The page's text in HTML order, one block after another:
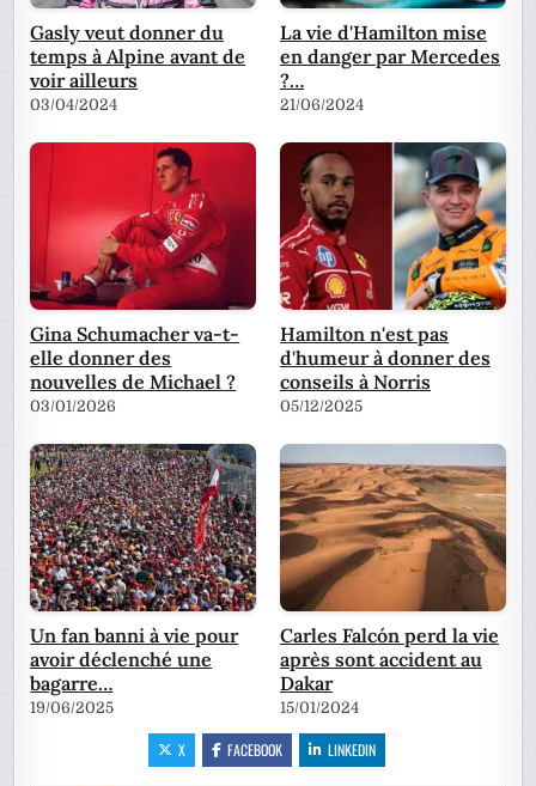
Gasly veut donner du
temps à Alpine avant de
voir ailleurs
03/04/2024
La vie d'Hamilton mise
en danger par Mercedes
?…
21/06/2024
Gina Schumacher va-t-
elle donner des
nouvelles de Michael ?
03/01/2026
Hamilton n'est pas
d'humeur à donner des
conseils à Norris
05/12/2025
Un fan banni à vie pour
avoir déclenché une
bagarre…
19/06/2025
Carles Falcón perd la vie
après sont accident au
Dakar
15/01/2024
X FACEBOOK LINKEDIN